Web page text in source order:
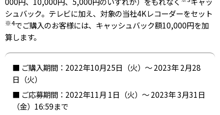
シュバック。テレビに加え、対象の当社4Kレコーダーをセット
※4でご購入のお客様には、キャッシュバック額10,000円を加
算します。
■ ご購入期間：2022年10月25日（火）～ 2023年 2月28
日（火）
■ ご応募期間：2022年11月 1日（火）～ 2023年 3月31日
（金）16:59まで